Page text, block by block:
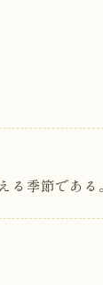
る季節である。